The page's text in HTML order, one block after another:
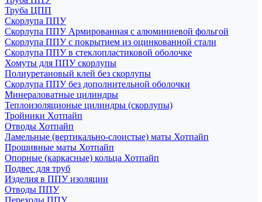
Труба ЦПП
Скорлупа ППУ
Скорлупа ППУ Армированная с алюминиевой фольгой
Скорлупа ППУ с покрытием из оцинкованной стали
Скорлупа ППУ в стеклопластиковой оболочке
Хомуты для ППУ скорлупы
Полиуретановый клей без скорлупы
Скорлупа ППУ без дополнительной оболочки
Минераловатные цилиндры
Теплоизоляционые цилиндры (скорлупы)
Тройники Хотпайп
Отводы Хотпайп
Ламельные (вертикально-слоистые) маты Хотпайп
Прошивные маты Хотпайп
Опорные (каркасные) кольца Хотпайп
Подвес для труб
Изделия в ППУ изоляции
Отводы ППУ
Переходы ППУ